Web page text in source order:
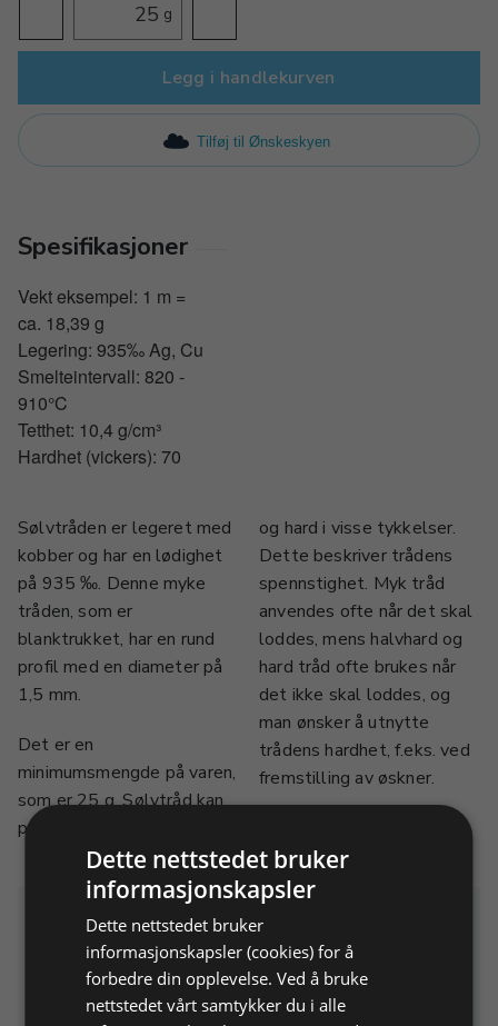
g
Legg i handlekurven
Tilføj til Ønskeskyen
Spesifikasjoner
Vekt eksempel: 1 m =
ca. 18,39 g
Legering: 935‰ Ag, Cu
Smelteintervall: 820 -
910°C
Tetthet: 10,4 g/cm³
Hardhet (vickers): 70
Sølvtråden er legeret med
kobber og har en lødighet
på 935 ‰. Denne myke
tråden, som er
blanktrukket, har en rund
profil med en diameter på
1,5 mm.
Det er en
minimumsmengde på varen,
som er 25 g. Sølvtråd kan
produseres i myk, halvhard
og hard i visse tykkelser.
Dette beskriver trådens
spennstighet. Myk tråd
anvendes ofte når det skal
loddes, mens halvhard og
hard tråd ofte brukes når
det ikke skal loddes, og
man ønsker å utnytte
trådens hardhet, f.eks. ved
fremstilling av øskner.
Relaterte produkter
Dette nettstedet bruker
informasjonskapsler
Dette nettstedet bruker
informasjonskapsler (cookies) for å
forbedre din opplevelse. Ved å bruke
nettstedet vårt samtykker du i alle